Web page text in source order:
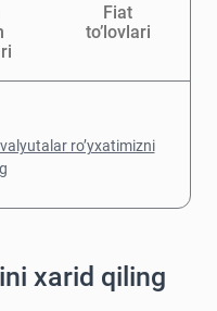
Fiat
to’lovlari
ro’yxatimizni
xarid qiling